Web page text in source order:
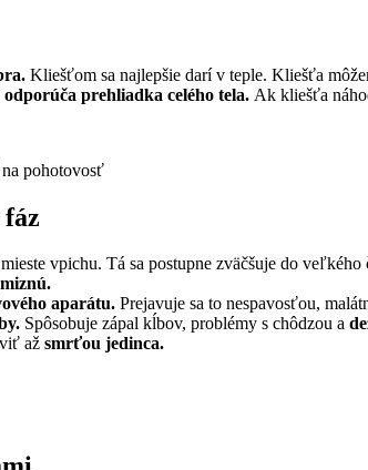
Kliešťom sa najlepšie darí v teple. Kliešťa
odporúča prehliadka celého tela. Ak kliešťa
pohotovosť
vpichu. Tá sa postupne zväčšuje do
aparátu. Prejavuje sa to nespavosťou,
Spôsobuje zápal kĺbov, problémy s chôdzou a
až smrťou jedinca.